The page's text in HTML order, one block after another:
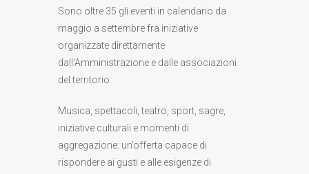
Sono oltre 35 gli eventi in calendario da
maggio a settembre fra iniziative
organizzate direttamente
dall’Amministrazione e dalle associazioni
del territorio.
Musica, spettacoli, teatro, sport, sagre,
iniziative culturali e momenti di
aggregazione: un’offerta capace di
rispondere ai gusti e alle esigenze di